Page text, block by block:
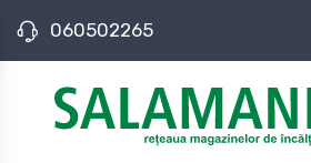
060502265